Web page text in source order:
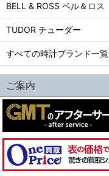
BELL & ROSS ベル＆ロス
TUDOR チューダー
すべての時計ブランド一覧
ご案内